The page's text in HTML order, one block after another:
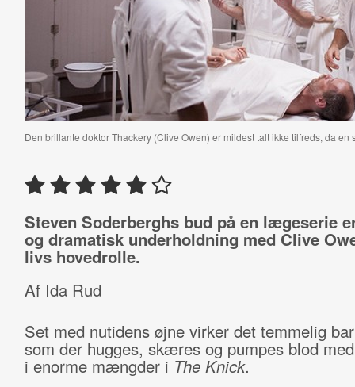
Den brillante doktor Thackery (Clive Owen) er mildest talt ikke tilfreds, da
Steven Soderberghs bud på en lægeserie
og dramatisk underholdning med Clive
livs hovedrolle.
Af Ida Rud
Set med nutidens øjne virker det temmelig
som der hugges, skæres og pumpes blod
i enorme mængder i The Knick.